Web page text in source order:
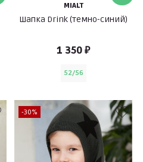
MIALT
Шапка Drink (темно-синий)
1 350 ₽
52/56
-30%